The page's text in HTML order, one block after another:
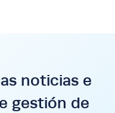
noticias e
gestión de